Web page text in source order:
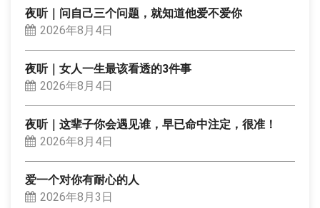
夜听｜问自己三个问题，就知道他爱不爱你
2026年8月4日
夜听｜女人一生最该看透的3件事
2026年8月4日
夜听｜这辈子你会遇见谁，早已命中注定，很准！
2026年8月4日
爱一个对你有耐心的人
2026年8月3日